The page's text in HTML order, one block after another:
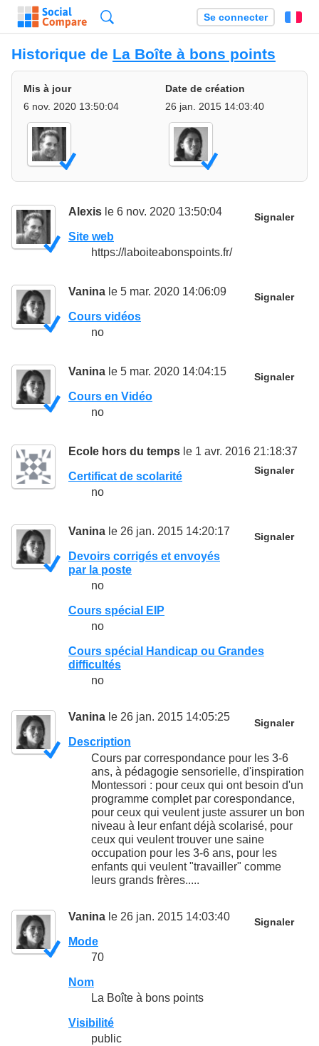
Se connecter
Historique de La Boîte à bons points
Mis à jour
6 nov. 2020 13:50:04
Date de création
26 jan. 2015 14:03:40
Alexis le 6 nov. 2020 13:50:04 Signaler
Site web
https://laboiteabonspoints.fr/
Vanina le 5 mar. 2020 14:06:09 Signaler
Cours vidéos
no
Vanina le 5 mar. 2020 14:04:15 Signaler
Cours en Vidéo
no
Ecole hors du temps le 1 avr. 2016 21:18:37
Signaler
Certificat de scolarité
no
Vanina le 26 jan. 2015 14:20:17 Signaler
Devoirs corrigés et envoyés
par la poste
no
Cours spécial EIP
no
Cours spécial Handicap ou Grandes
difficultés
no
Vanina le 26 jan. 2015 14:05:25 Signaler
Description
Cours par correspondance pour les 3-6
ans, à pédagogie sensorielle, d'inspiration
Montessori : pour ceux qui ont besoin d'un
programme complet par corespondance,
pour ceux qui veulent juste assurer un bon
niveau à leur enfant déjà scolarisé, pour
ceux qui veulent trouver une saine
occupation pour les 3-6 ans, pour les
enfants qui veulent "travailler" comme
leurs grands frères.....
Vanina le 26 jan. 2015 14:03:40 Signaler
Mode
70
Nom
La Boîte à bons points
Visibilité
public